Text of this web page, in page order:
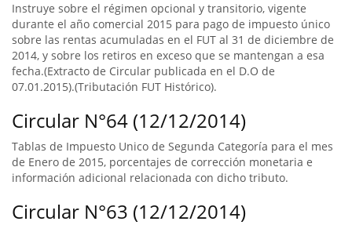
Instruye sobre el régimen opcional y transitorio, vigente
durante el año comercial 2015 para pago de impuesto único
sobre las rentas acumuladas en el FUT al 31 de diciembre de
2014, y sobre los retiros en exceso que se mantengan a esa
fecha.(Extracto de Circular publicada en el D.O de
07.01.2015).(Tributación FUT Histórico).
Circular N°64 (12/12/2014)
Tablas de Impuesto Unico de Segunda Categoría para el mes
de Enero de 2015, porcentajes de corrección monetaria e
información adicional relacionada con dicho tributo.
Circular N°63 (12/12/2014)